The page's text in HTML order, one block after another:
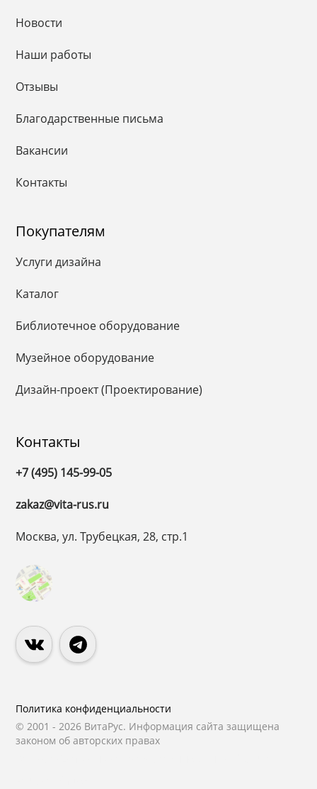
Новости
Наши работы
Отзывы
Благодарственные письма
Вакансии
Контакты
Покупателям
Услуги дизайна
Каталог
Библиотечное оборудование
Музейное оборудование
Дизайн-проект (Проектирование)
Контакты
+7 (495) 145-99-05
zakaz@vita-rus.ru
Москва, ул. Трубецкая, 28, стр.1
© 2001 - 2026 ВитаРус. Информация сайта защищена
законом об авторских правах
Политика конфиденциальности